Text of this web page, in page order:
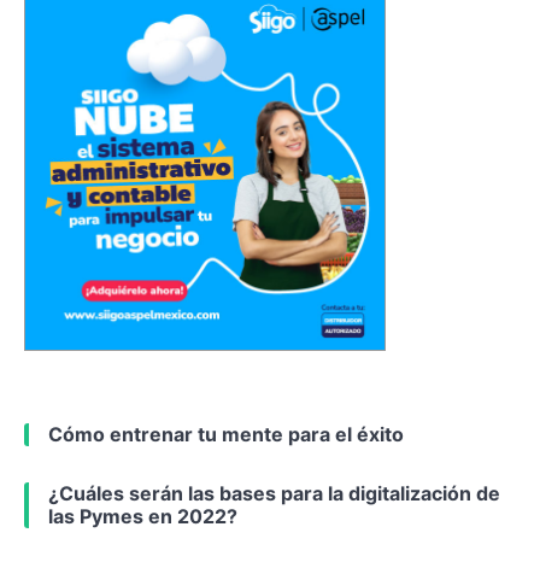
Cómo entrenar tu mente para el éxito
¿Cuáles serán las bases para la digitalización de
las Pymes en 2022?